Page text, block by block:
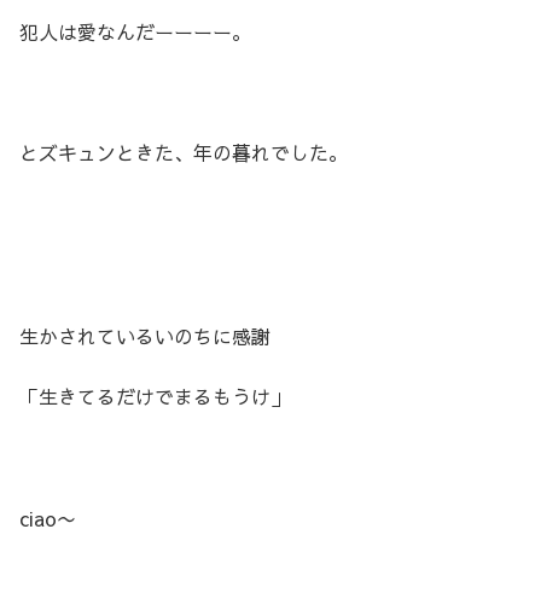
犯人は愛なんだーーーー。
とズキュンときた、年の暮れでした。
生かされているいのちに感謝
「生きてるだけでまるもうけ」
ciao〜